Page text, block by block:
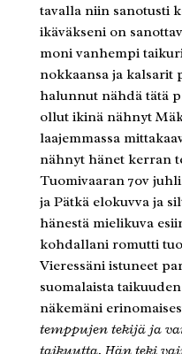
tavalla niin sanotusti
ikäväkseni on
moni vanhempi
nokkaansa ja kalsarit
halunnut nähdä tätä
ollut ikinä nähnyt
laajemmassa
nähnyt hänet kerran
Tuomivaaran 70v
ja Pätkä elokuvva ja
hänestä mielikuva
kohdallani romutti
Vieressäni istuneet
suomalaista
näkemäni
temppujen tekijä ja
taikuutta. Hän teki